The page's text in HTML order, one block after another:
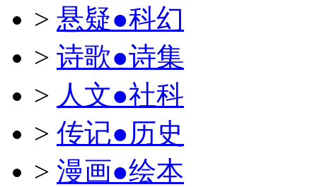
> 悬疑●科幻
> 诗歌●诗集
> 人文●社科
> 传记●历史
> 漫画●绘本